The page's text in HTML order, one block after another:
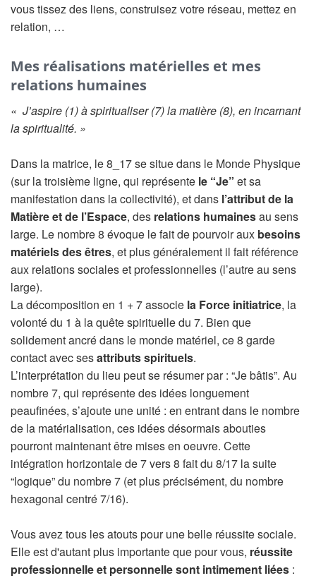
vous tissez des liens, construisez votre réseau, mettez en
relation, …
Mes réalisations matérielles et mes
relations humaines
« J’aspire (1) à spiritualiser (7) la matière (8), en incarnant
la spiritualité. »
Dans la matrice, le 8_17 se situe dans le Monde Physique
(sur la troisième ligne, qui représente le “Je” et sa
manifestation dans la collectivité), et dans l’attribut de la
Matière et de l’Espace, des relations humainesau sens
large. Le nombre 8 évoque le fait de pourvoir aux besoins
matériels des êtres, et plus généralement il fait référence
aux relations sociales et professionnelles (l’autre au sens
large).
La décomposition en 1 + 7 associe la Force initiatrice, la
volonté du 1 à la quête spirituelle du 7. Bien que
solidement ancré dans le monde matériel, ce 8 garde
contact avec sesattributs spirituels.
L’interprétation du lieu peut se résumer par : “Je bâtis”. Au
nombre 7, qui représente des idées longuement
peaufinées, s’ajoute une unité : en entrant dans le nombre
de la matérialisation, ces idées désormais abouties
pourront maintenant être mises en oeuvre. Cette
intégration horizontale de 7 vers 8 fait du 8/17 la suite
“logique” du nombre 7 (et plus précisément, du nombre
hexagonal centré 7/16).
Vous avez tous les atouts pour une belle réussite sociale.
Elle est d'autant plus importante que pour vous, réussite
professionnelle et personnelle sont intimement liées :